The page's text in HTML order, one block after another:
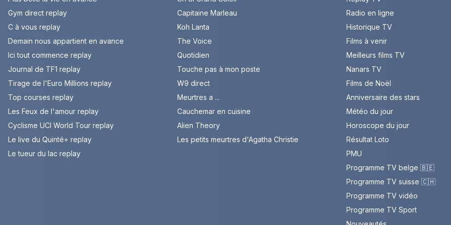
Gym direct replay
C à vous replay
Demain nous appartient en avance
Ici tout commence replay
Journal de TF1 replay
Tirage de l'Euro Millions replay
Top courses replay
Les Feux de l'amour replay
Cyclisme UCI World Tour replay
Le live du Quinté+ replay
Le tueur du lac replay
Capitaine Marleau
Koh Lanta
The Voice
Quotidien
Touche pas à mon poste
W9 direct
Meurtres a ...
Cauchemar en cuisine
Alien Theory
Les petits meurtres d'Agatha Christie
Radio en ligne
Historique TV
Films à venir
Meilleurs films TV
Nanars TV
Films de Noël
Anniversaire des stars
Météo du jour
Horoscope du jour
Résultat Loto
PMU
Programme TV belge 🇧🇪
Programme TV suisse 🇨🇭
Programme TV vidéo
Programme TV Sport